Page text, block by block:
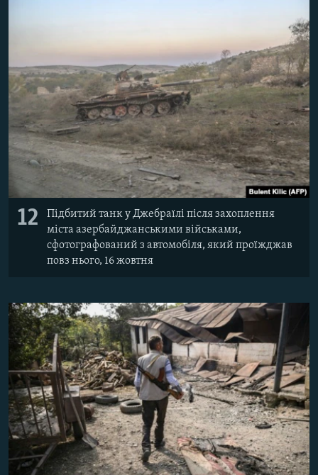
12
Підбитий танк у Джебраїлі після захоплення
міста азербайджанськими військами,
сфотографований з автомобіля, який проїжджав
повз нього, 16 жовтня